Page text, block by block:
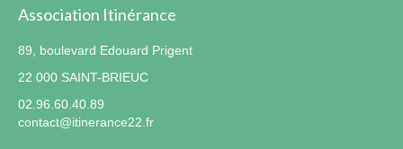
Association Itinérance
89, boulevard Edouard Prigent
22 000 SAINT-BRIEUC
02.96.60.40.89
contact@itinerance22.fr